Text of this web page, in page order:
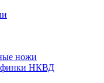
ножи
финки НКВД